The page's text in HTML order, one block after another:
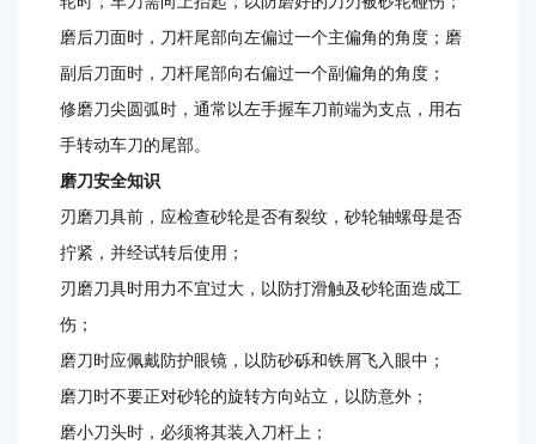
磨后刀面时，刀杆尾部向左偏过一个主偏角的角度；磨
副后刀面时，刀杆尾部向右偏过一个副偏角的角度；
修磨刀尖圆弧时，通常以左手握车刀前端为支点，用右
手转动车刀的尾部。
磨刀安全知识
刃磨刀具前，应检查砂轮是否有裂纹，砂轮轴螺母是否
拧紧，并经试转后使用；
刃磨刀具时用力不宜过大，以防打滑触及砂轮面造成工
伤；
磨刀时应佩戴防护眼镜，以防砂砾和铁屑飞入眼中；
磨刀时不要正对砂轮的旋转方向站立，以防意外；
磨小刀头时，必须将其装入刀杆上；